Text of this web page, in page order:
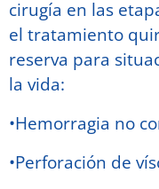
cirugía en las
el tratamiento
reserva para
la vida:
•Hemorragia no
•Perforación de